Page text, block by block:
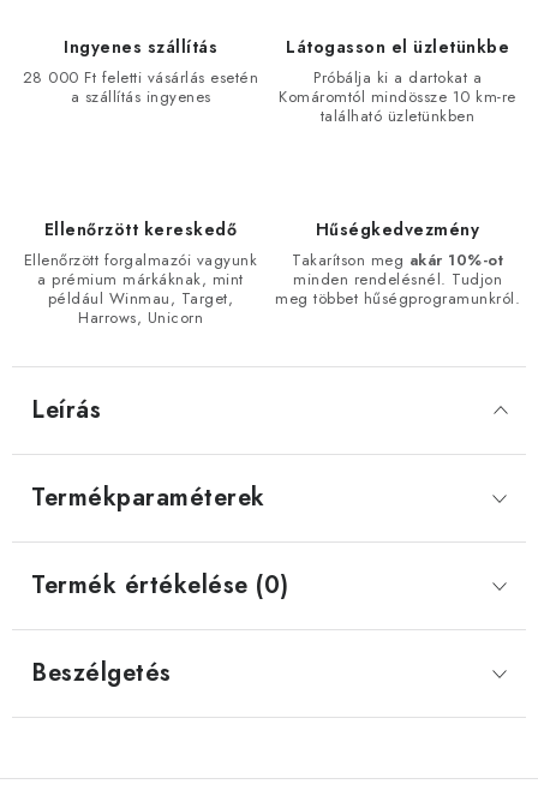
Ingyenes szállítás
28 000 Ft feletti vásárlás esetén
a szállítás ingyenes
Látogasson el üzletünkbe
Próbálja ki a dartokat a
Komáromtól mindössze 10 km-re
található üzletünkben
Ellenőrzött kereskedő
Ellenőrzött forgalmazói vagyunk
a prémium márkáknak, mint
például Winmau, Target,
Harrows, Unicorn
Hűségkedvezmény
Takarítson meg akár 10%-ot
minden rendelésnél. Tudjon
meg többet hűségprogramunkról.
Leírás
Termékparaméterek
Termék értékelése (0)
Beszélgetés